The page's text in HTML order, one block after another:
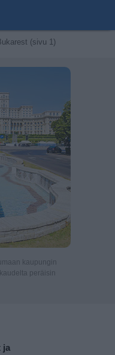
(sivu 1)
kaupungin
peräisin
ja